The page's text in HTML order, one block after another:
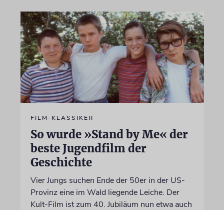
FILM-KLASSIKER
So wurde »Stand by Me« der
beste Jugendfilm der
Geschichte
Vier Jungs suchen Ende der 50er in der US-
Provinz eine im Wald liegende Leiche. Der
Kult-Film ist zum 40. Jubiläum nun etwa auch